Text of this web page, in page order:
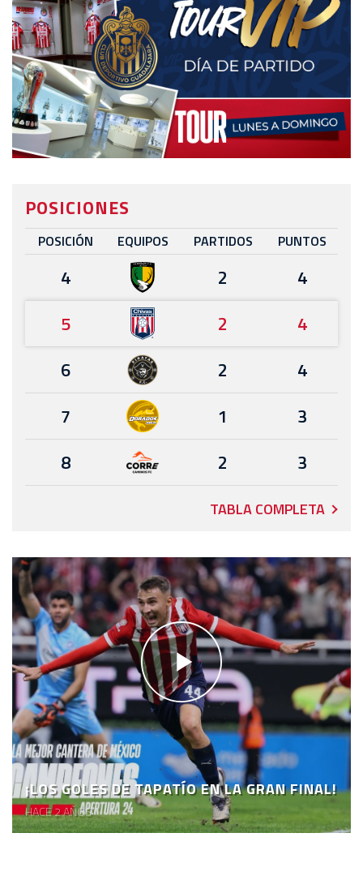
POSICIONES
POSICIÓN EQUIPOS PARTIDOS PUNTOS
4 2
4
5
2
4
6
2
4
7
1
3
8
2 3
TABLA COMPLETA
¡LOS GOLES DE TAPATÍO EN LA GRAN FINAL!
HACE 2 AÑOS